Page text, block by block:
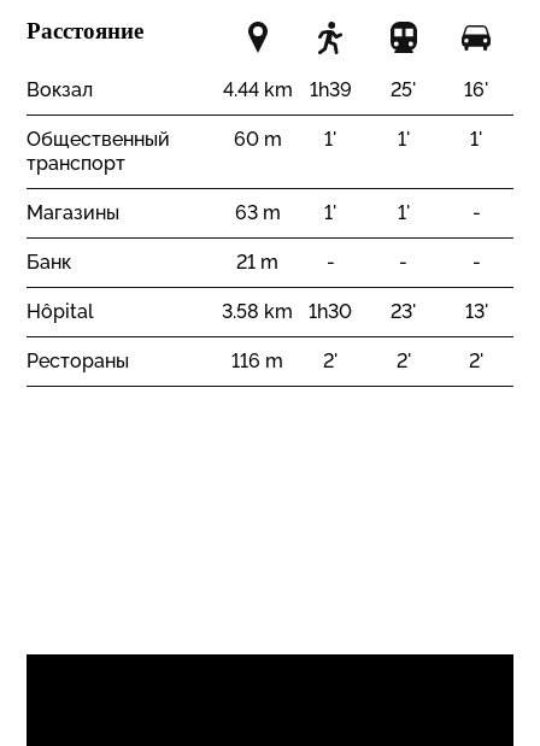
Пол
Состояние недвижимости
Как новый
Ориентация
Юг
Освящённость
Оптимальное
Вид
Расстояние
Вокзал 4.44 km 1h39 25' 16'
Общественный
транспорт
60 m 1' 1' 1'
Магазины 63 m 1' 1' -
Банк 21 m - - -
Hôpital 3.58 km 1h30 23' 13'
Рестораны 116 m 2' 2' 2'